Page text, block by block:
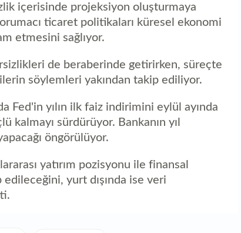
içerisinde projeksiyon oluşturmaya
ticaret politikaları küresel ekonomi
etmesini sağlıyor.
de beraberinde getirirken, süreçte
söylemleri yakından takip ediliyor.
Fed'in yılın ilk faiz indirimini eylül ayında
kalmayı sürdürüyor. Bankanın yıl
öngörülüyor.
yatırım pozisyonu ile finansal
yurt dışında ise veri